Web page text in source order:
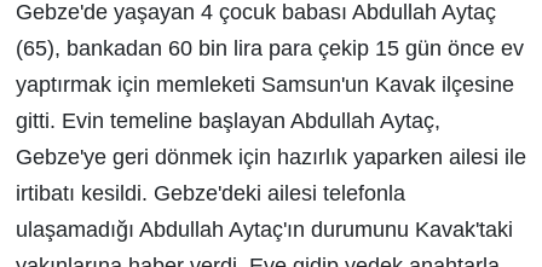
Gebze'de yaşayan 4 çocuk babası Abdullah Aytaç
(65), bankadan 60 bin lira para çekip 15 gün önce ev
yaptırmak için memleketi Samsun'un Kavak ilçesine
gitti. Evin temeline başlayan Abdullah Aytaç,
Gebze'ye geri dönmek için hazırlık yaparken ailesi ile
irtibatı kesildi. Gebze'deki ailesi telefonla
ulaşamadığı Abdullah Aytaç'ın durumunu Kavak'taki